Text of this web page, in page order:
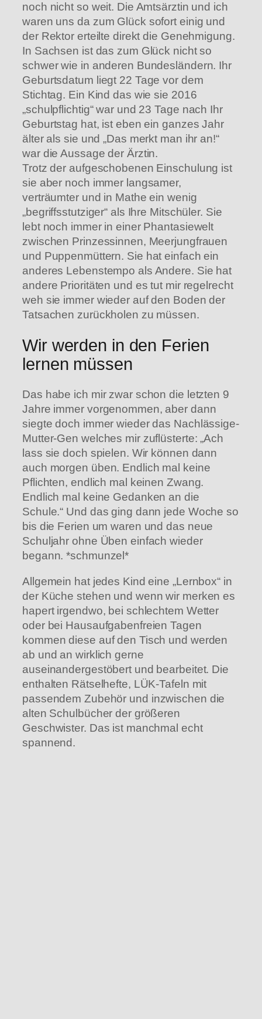
noch nicht so weit. Die Amtsärztin und ich
waren uns da zum Glück sofort einig und
der Rektor erteilte direkt die Genehmigung.
In Sachsen ist das zum Glück nicht so
schwer wie in anderen Bundesländern. Ihr
Geburtsdatum liegt 22 Tage vor dem
Stichtag. Ein Kind das wie sie 2016
„schulpflichtig“ war und 23 Tage nach Ihr
Geburtstag hat, ist eben ein ganzes Jahr
älter als sie und „Das merkt man ihr an!“
war die Aussage der Ärztin.
Trotz der aufgeschobenen Einschulung ist
sie aber noch immer langsamer,
verträumter und in Mathe ein wenig
„begriffsstutziger“ als Ihre Mitschüler. Sie
lebt noch immer in einer Phantasiewelt
zwischen Prinzessinnen, Meerjungfrauen
und Puppenmüttern. Sie hat einfach ein
anderes Lebenstempo als Andere. Sie hat
andere Prioritäten und es tut mir regelrecht
weh sie immer wieder auf den Boden der
Tatsachen zurückholen zu müssen.
Wir werden in den Ferien
lernen müssen
Das habe ich mir zwar schon die letzten 9
Jahre immer vorgenommen, aber dann
siegte doch immer wieder das Nachlässige-
Mutter-Gen welches mir zuflüsterte: „Ach
lass sie doch spielen. Wir können dann
auch morgen üben. Endlich mal keine
Pflichten, endlich mal keinen Zwang.
Endlich mal keine Gedanken an die
Schule.“ Und das ging dann jede Woche so
bis die Ferien um waren und das neue
Schuljahr ohne Üben einfach wieder
begann. *schmunzel*
Allgemein hat jedes Kind eine „Lernbox“ in
der Küche stehen und wenn wir merken es
hapert irgendwo, bei schlechtem Wetter
oder bei Hausaufgabenfreien Tagen
kommen diese auf den Tisch und werden
ab und an wirklich gerne
auseinandergestöbert und bearbeitet. Die
enthalten Rätselhefte, LÜK-Tafeln mit
passendem Zubehör und inzwischen die
alten Schulbücher der größeren
Geschwister. Das ist manchmal echt
spannend.